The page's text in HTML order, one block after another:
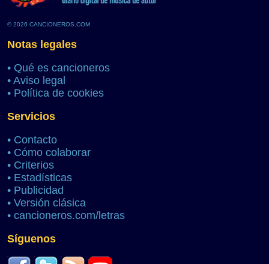
© 2026 CANCIONEROS.COM
Notas legales
• Qué es cancioneros
• Aviso legal
• Política de cookies
Servicios
• Contacto
• Cómo colaborar
• Criterios
• Estadísticas
• Publicidad
• Versión clásica
• cancioneros.com/letras
Síguenos